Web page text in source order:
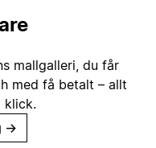
mallgalleri, du får
med få betalt – allt
klick.
→